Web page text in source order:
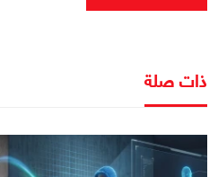
ذات صلة